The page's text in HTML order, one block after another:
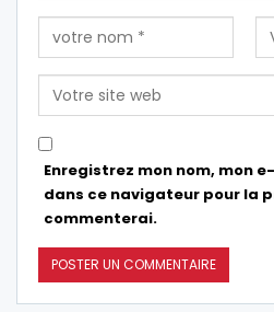
Enregistrez mon nom, mon
dans ce navigateur pour la
commenterai.